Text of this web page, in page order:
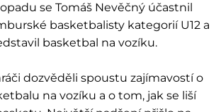
se Tomáš Nevěčný účastnil
basketbalisty kategorií U12 a
basketbal na vozíku.
dozvěděli spoustu zajímavostí o
na vozíku a o tom, jak se liší